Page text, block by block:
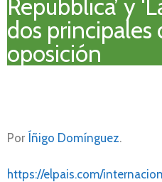
Repubblica’ y
dos principales
oposición
Por Íñigo Domínguez.
https://elpais.com/